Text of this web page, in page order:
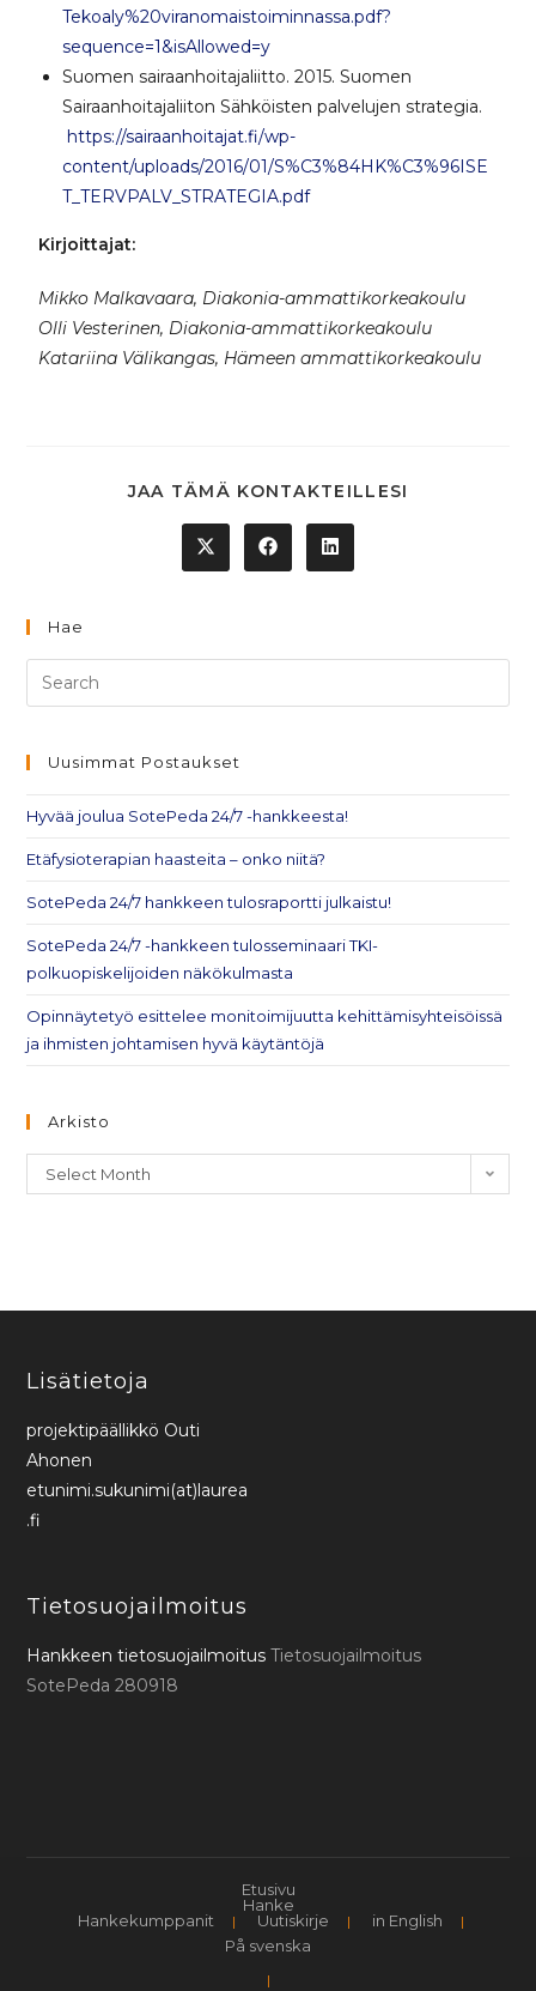
Tekoaly%20viranomaistoiminnassa.pdf?
sequence=1&isAllowed=y
Suomen sairaanhoitajaliitto. 2015. Suomen
Sairaanhoitajaliiton Sähköisten palvelujen strategia.
https://sairaanhoitajat.fi/wp-
content/uploads/2016/01/S%C3%84HK%C3%96ISE
T_TERVPALV_STRATEGIA.pdf
Kirjoittajat:
Mikko Malkavaara, Diakonia-ammattikorkeakoulu
Olli Vesterinen, Diakonia-ammattikorkeakoulu
Katariina Välikangas, Hämeen ammattikorkeakoulu
JAA TÄMÄ KONTAKTEILLESI
Hae
Uusimmat Postaukset
Hyvää joulua SotePeda 24/7 -hankkeesta!
Etäfysioterapian haasteita – onko niitä?
SotePeda 24/7 hankkeen tulosraportti julkaistu!
SotePeda 24/7 -hankkeen tulosseminaari TKI-
polkuopiskelijoiden näkökulmasta
Opinnäytetyö esittelee monitoimijuutta kehittämisyhteisöissä
ja ihmisten johtamisen hyvä käytäntöjä
Arkisto
Select Month
Lisätietoja
projektipäällikkö Outi
Ahonen
etunimi.sukunimi(at)laurea
.fi
Tietosuojailmoitus
Hankkeen tietosuojailmoitusTietosuojailmoitus
SotePeda 280918
Etusivu
Hanke
Hankekumppanit
Uutiskirje
in English
På svenska